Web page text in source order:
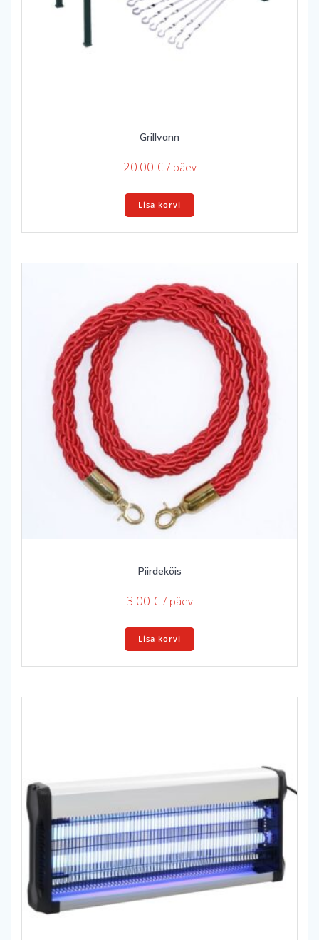
Grillvann
20.00 € / päev
Lisa korvi
Piirdeköis
3.00 € / päev
Lisa korvi